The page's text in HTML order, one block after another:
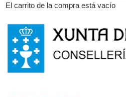
El carrito de la compra está vacío